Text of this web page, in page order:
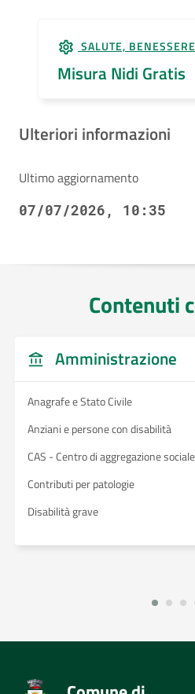
SALUTE,
Misura Nidi Gratis
Ulteriori informazioni
Ultimo aggiornamento
07/07/2026, 10:35
Contenuti
Amministrazione
Anagrafe e Stato Civile
Anziani e persone con disabilità
CAS - Centro di aggregazione
Contributi per patologie
Disabilità grave